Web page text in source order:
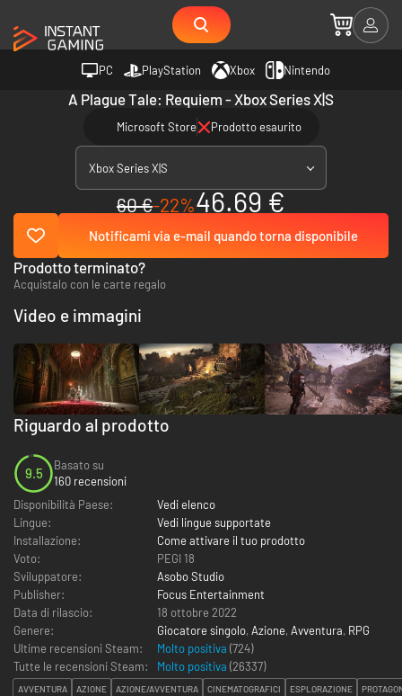
PC PlayStation Xbox Nintendo
A Plague Tale: Requiem - Xbox Series X|S
Microsoft Store Prodotto esaurito
Xbox Series X|S
60 €-22%46.69 €
Notificami via e-mail quando torna disponibile
Prodotto terminato?
Acquistalo con le carte regalo
Riguardo al prodotto
9.5
Basato su
160 recensioni
Disponibilità Paese:
Vedi elenco
Lingue:
Vedi lingue supportate
Installazione:
Come attivare il tuo prodotto
Voto:
PEGI 18
Sviluppatore:
Asobo Studio
Publisher:
Focus Entertainment
Data di rilascio:
18 ottobre 2022
Genere:
Giocatore singolo, Azione, Avventura, RPG
Ultime recensioni Steam:
Molto positiva (724)
Tutte le recensioni Steam:
Molto positiva (26337)
AVVENTURA AZIONE AZIONE/AVVENTURA CINEMATOGRAFICI ESPLORAZIONE
Video e immagini